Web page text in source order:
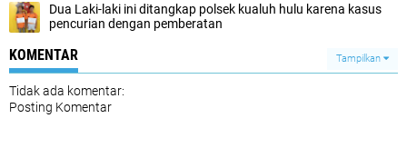
Dua Laki-laki ini ditangkap polsek kualuh hulu karena kasus
pencurian dengan pemberatan
KOMENTAR Tampilkan
Tidak ada komentar:
Posting Komentar